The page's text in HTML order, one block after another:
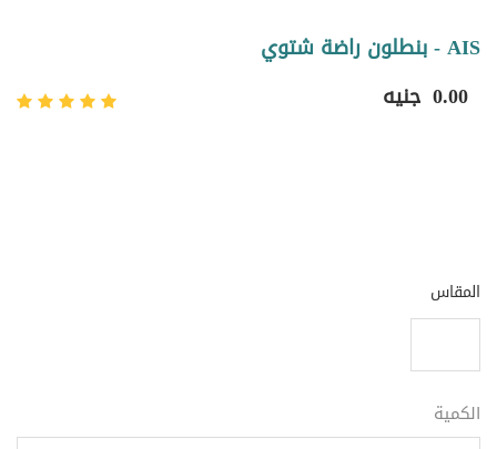
AIS - بنطلون راضة شتوي
جنيه 0.00
المقاس
الكمية